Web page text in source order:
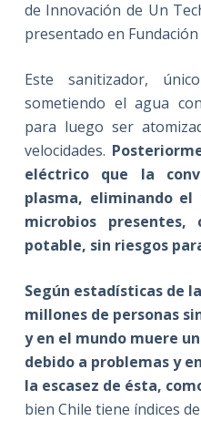
de Innovación de Un
presentado en
Este sanitizador,
sometiendo el agua
para luego ser
velocidades.
eléctrico que la
plasma, eliminando el
microbios presentes,
potable, sin riesgos
Según estadísticas de
millones de personas
y en el mundo muere
debido a problemas y
la escasez de ésta,
bien Chile tiene índices